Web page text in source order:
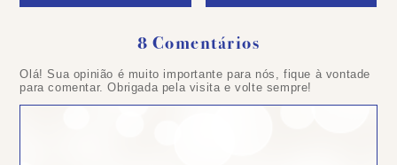
8 Comentários
Olá! Sua opinião é muito importante para nós, fique à vontade
para comentar. Obrigada pela visita e volte sempre!